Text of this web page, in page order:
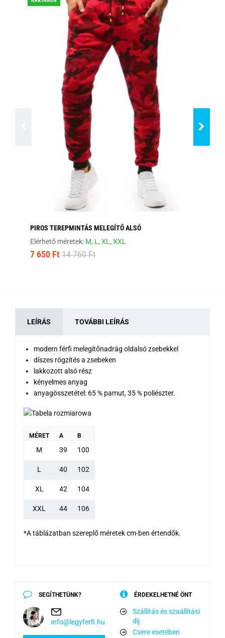
PIROS TEREPMINTÁS MELEGÍTŐ ALSÓ
Elérhető méretek: M, L,XL,XXL
7 650 Ft 14 760 Ft
LEÍRÁS TOVÁBBI LEÍRÁS
modern férfi melegítőnadrág oldalsó zsebekkel
díszes rögzítés a zsebeken
lakkozott alsó rész
kényelmes anyag
anyagösszetétel: 65 % pamut, 35 % poliészter.
MÉRET A B
M 39 100
L 40 102
XL 42 104
XXL 44 106
*A táblázatban szereplő méretek cm-ben értendők.
SEGÍTHETÜNK?
info@legyferfi.hu
ÉRDEKELHETNÉ ÖNT
Szállítás és szaállítási
díj
Csere esetében